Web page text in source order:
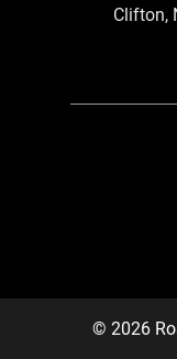
Clifton,
© 2026